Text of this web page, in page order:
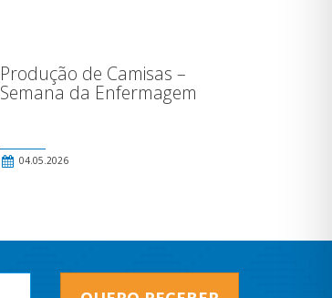
Produção de Camisas –
Semana da Enfermagem
04.05.2026